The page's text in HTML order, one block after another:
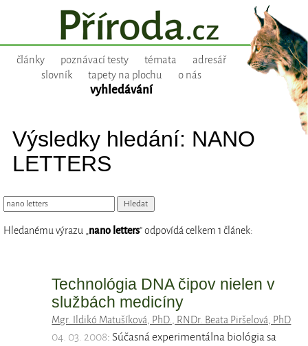
články poznávací testy témata
adresář
slovník
tapety na plochu o nás
vyhledávání
Výsledky hledání: NANO
LETTERS
Hledanému výrazu „nano letters“ odpovídá celkem 1 článek:
Technológia DNA čipov nielen v
službách medicíny
Mgr. Ildikó Matušíková, PhD., RNDr. Beata Piršelová, PhD
04. 03. 2008: Súčasná experimentálna biológia sa